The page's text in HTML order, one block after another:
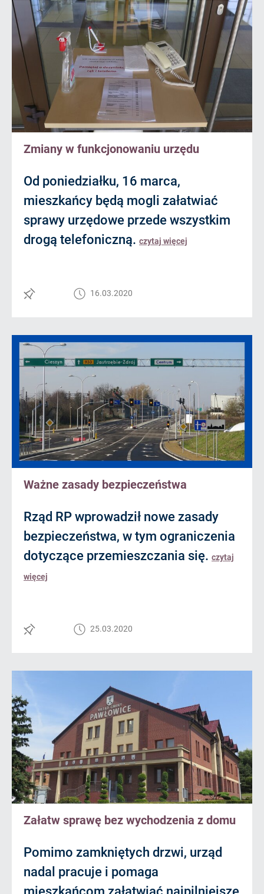
Zmiany w funkcjonowaniu urzędu
Od poniedziałku, 16 marca,
mieszkańcy będą mogli załatwiać
sprawy urzędowe przede wszystkim
drogą telefoniczną. czytaj więcej
16.03.2020
Ważne zasady bezpieczeństwa
Rząd RP wprowadził nowe zasady
bezpieczeństwa, w tym ograniczenia
dotyczące przemieszczania się. czytaj
więcej
25.03.2020
Załatw sprawę bez wychodzenia z domu
Pomimo zamkniętych drzwi, urząd
nadal pracuje i pomaga